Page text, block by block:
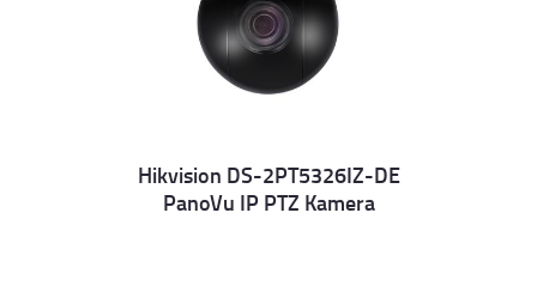
Details
Hikvision DS-2PT5326IZ-DE
PanoVu IP PTZ Kamera